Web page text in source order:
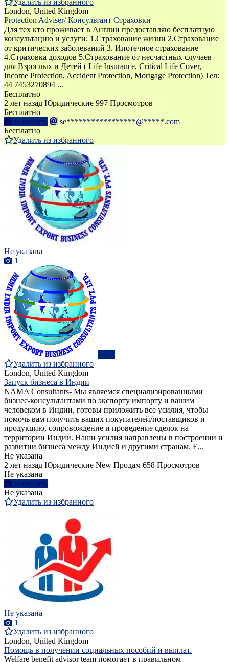
Удалить из избранного
London, United Kingdom
Protection Adviser/ Консультант Страховки
Для тех кто проживает в Англии предоставляю бесплатную
консультацию и услуги: 1.Страхование жизни 2.Страхование
от критических заболеваний 3. Ипотечное страхование
4.Страховка доходов 5.Страхование от несчастных случаев
для Взрослых и Детей ( Life Insurance, Critical Life Cover,
Income Protection, Accident Protection, Mortgage Protection) Тел:
44 7453270894 ...
Бесплатно
2 лет назад Юридические 997 Просмотров
Бесплатно
Написать
se*****************@*****.com
Бесплатно
Удалить из избранного
Не указана
1
Удалить из избранного
London, United Kingdom
Запуск бизнеса в Индии
NAMA Consultants- Мы являемся специализированными
бизнес-консультантами по экспорту импорту и вашим
человеком в Индии, готовы приложить все усилия, чтобы
помочь вам получить ваших покупателей/поставщиков и
продукцию, сопровождение и проведение сделок на
территории Индии. Наши усилия направлены в построении и
развитии бизнеса между Индией и другими странам. Е...
Не указана
2 лет назад Юридические New Продам 658 Просмотров
Не указана
Написать
Не указана
Удалить из избранного
Не указана
1
Удалить из избранного
London, United Kingdom
Помощь в получении социальных пособий и выплат.
Welfare benefit advisor team помогает в правильном